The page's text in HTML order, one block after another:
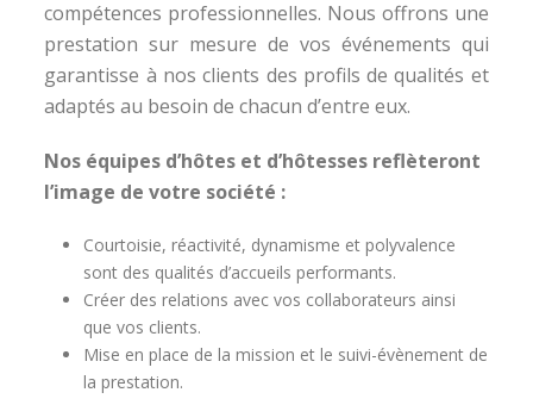
compétences professionnelles. Nous offrons une
prestation sur mesure de vos événements qui
garantisse à nos clients des profils de qualités et
adaptés au besoin de chacun d’entre eux.
Nos équipes d’hôtes et d’hôtesses reflèteront
l’image de votre société :
Courtoisie, réactivité, dynamisme et polyvalence
sont des qualités d’accueils performants.
Créer des relations avec vos collaborateurs ainsi
que vos clients.
Mise en place de la mission et le suivi-évènement de
la prestation.